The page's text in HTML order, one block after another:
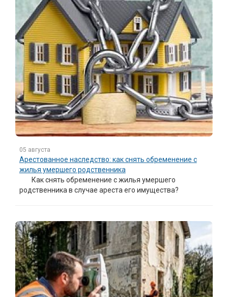
05 августа
Арестованное наследство: как снять обременение с
жилья умершего родственника
Как снять обременение с жилья умершего
родственника в случае ареста его имущества?